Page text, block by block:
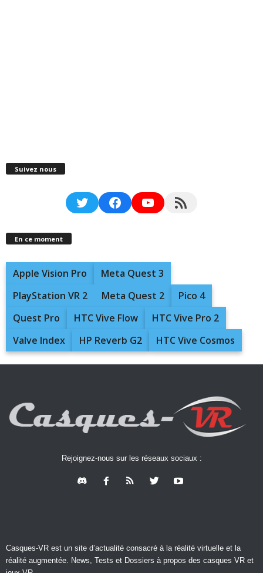
Suivez nous
TwitterFacebookYouTubeRSS Feed
En ce moment
Apple Vision Pro
Meta Quest 3
PlayStation VR 2
Meta Quest 2
Pico 4
Quest Pro
HTC Vive Flow
HTC Vive Pro 2
Valve Index
HP Reverb G2 HTC Vive Cosmos
Rejoignez-nous sur les réseaux sociaux :
Casques-VR est un site d’actualité consacré à la réalité virtuelle et la
réalité augmentée. News, Tests et Dossiers à propos des casques VR et